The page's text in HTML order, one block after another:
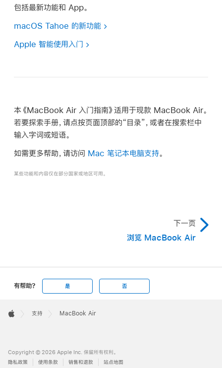
包括最新功能和 App。
macOS Tahoe 的新功能
Apple 智能使用入门
本 《MacBook Air 入门指南》适用于现款 MacBook Air。
若要探索手册，请点按页面顶部的“目录”，或者在搜索栏中
输入字词或短语。
如需更多帮助，请访问 Mac 笔记本电脑支持。
某些功能和内容仅在部分国家或地区可用。
下一页
浏览 MacBook Air
有帮助? 是 否
Footer

支持 MacBook Air
Copyright © 2026 Apple Inc. 保留所有权利。
隐私政策
使用条款 销售和退款 站点地图